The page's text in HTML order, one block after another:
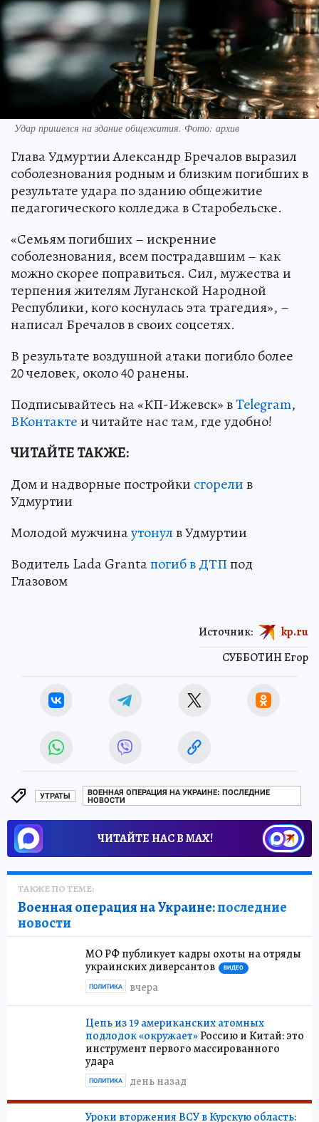
Удар пришелся на здание общежития. Фото: архив
Глава Удмуртии Александр Бречалов выразил
соболезнования родным и близким погибших в
результате удара по зданию общежитие
педагогического колледжа в Старобельске.
«Семьям погибших – искренние
соболезнования, всем пострадавшим – как
можно скорее поправиться. Сил, мужества и
терпения жителям Луганской Народной
Республики, кого коснулась эта трагедия», –
написал Бречалов в своих соцсетях.
В результате воздушной атаки погибло более
20 человек, около 40 ранены.
Подписывайтесь на «КП-Ижевск» вTelegram,
ВКонтактеи читайте нас там, где удобно!
ЧИТАЙТЕ ТАКЖЕ:
Дом и надворные постройки сгорелив
Удмуртии
Молодой мужчинаутонулв Удмуртии
Водитель Lada Grantaпогиб в ДТПпод
Глазовом
СУББОТИН Егор
Источник: kp.ru
УТРАТЫ
ВОЕННАЯ ОПЕРАЦИЯ НА УКРАИНЕ: ПОСЛЕДНИЕ
НОВОСТИ
ЧИТАЙТЕ НАС В МАХ!
ТАКЖЕ ПО ТЕМЕ:
Военная операция на Украине:последние
новости
МО РФ публикует кадры охоты на отряды
украинских диверсантов
ВИДЕО
вчера
ПОЛИТИКА
Цепь из 19 американских атомных
подлодок «окружает»Россию и Китай: это
инструмент первого массированного
удара
день назад
ПОЛИТИКА
Уроки вторжения ВСУ в Курскую область: